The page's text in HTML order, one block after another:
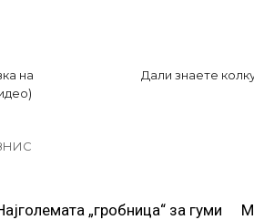
на
Дали знаете
„гробница“ за гуми